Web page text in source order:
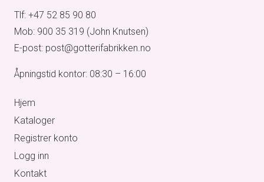
Tlf: +47 52 85 90 80
Mob: 900 35 319 (John Knutsen)
E-post: post@gotterifabrikken.no
Åpningstid kontor: 08:30 – 16:00
Hjem
Kataloger
Registrer konto
Logg inn
Kontakt